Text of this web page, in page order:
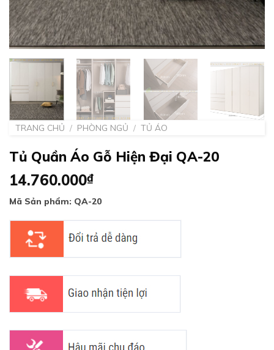
TRANG CHỦ / PHÒNG NGỦ / TỦ ÁO
Tủ Quần Áo Gỗ Hiện Đại QA-20
14.760.000₫
Mã Sản phẩm: QA-20